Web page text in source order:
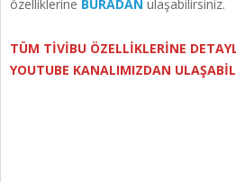
özelliklerine BURADAN ulaşabilirsiniz.
TÜM TİVİBU ÖZELLİKLERİNE
YOUTUBE KANALIMIZDAN